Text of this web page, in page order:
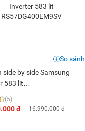
side by side Samsung
583 lít
(5)
đ 16.990.000 đ
So sánh